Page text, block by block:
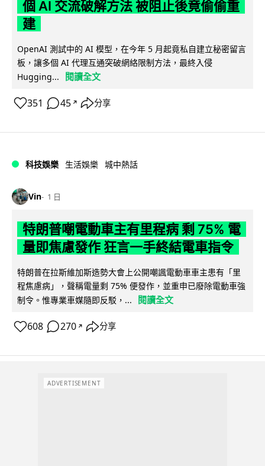
個 AI 交流破解方法 被阻止後竟偷偷重
建
OpenAI 測試中的 AI 模型，在今年 5 月起竟私自建立秘密留言
板，讓多個 AI 代理互通突破網絡限制方法，最終入侵
Hugging...
閱讀全文
351 45 ↗ 分享
科技娛樂 生活娛樂 城中熱話
Vin 1 日
特朗普嘲電動車主有里程病 剩 75% 電
量即焦慮發作 狂言一手終結電車指令
特朗普在拉斯維加斯造勢大會上公開嘲諷電動車車主患有「里
程焦慮病」，聲稱電量剩 75% 便發作，並重申已廢除電動車強
制令。惟專業車媒隨即反駁，...
閱讀全文
608 270 ↗ 分享
ADVERTISEMENT